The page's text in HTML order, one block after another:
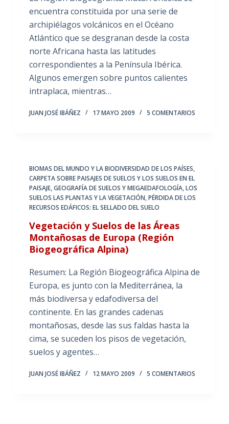
encuentra constituida por una serie de
archipiélagos volcánicos en el Océano
Atlántico que se desgranan desde la costa
norte Africana hasta las latitudes
correspondientes a la Península Ibérica.
Algunos emergen sobre puntos calientes
intraplaca, mientras…
JUAN JOSÉ IBÁÑEZ 17 MAYO 2009 5 COMENTARIOS
BIOMAS DEL MUNDO Y LA BIODIVERSIDAD DE LOS PAÍSES,
CARPETA SOBRE PAISAJES DE SUELOS Y LOS SUELOS EN EL
PAISAJE,GEOGRAFÍA DE SUELOS Y MEGAEDAFOLOGÍA,LOS
SUELOS LAS PLANTAS Y LA VEGETACIÓN,PÉRDIDA DE LOS
RECURSOS EDÁFICOS: EL SELLADO DEL SUELO
Vegetación y Suelos de las Áreas
Montañosas de Europa (Región
Biogeográfica Alpina)
Resumen: La Región Biogeográfica Alpina de
Europa, es junto con la Mediterránea, la
más biodiversa y edafodiversa del
continente. En las grandes cadenas
montañosas, desde las sus faldas hasta la
cima, se suceden los pisos de vegetación,
suelos y agentes…
JUAN JOSÉ IBÁÑEZ 12 MAYO 2009 5 COMENTARIOS